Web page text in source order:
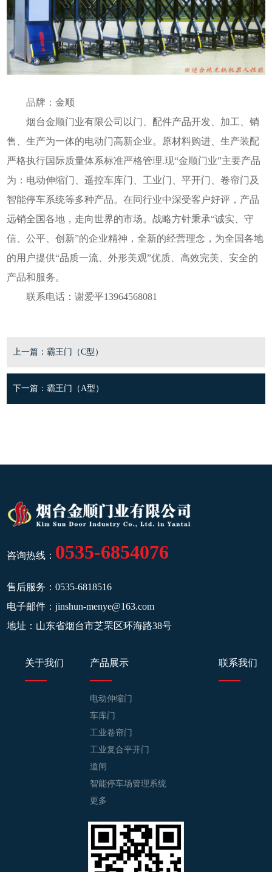
品牌：金顺
烟台金顺门业有限公司以门、配件产品开发、加工、销
售、生产为一体的电动门高新企业。原材料购进、生产装配
严格执行国际质量体系标准严格管理.现“金顺门业”主要产品
为：电动伸缩门、遥控车库门、工业门、平开门、卷帘门及
智能停车系统等多种产品。在同行业中深受客户好评，产品
远销全国各地，走向世界的市场。战略方针秉承“诚实、守
信、公平、创新”的企业精神，全新的经营理念，为全国各地
的用户提供“品质一流、外形美观”优质、高效完美、安全的
产品和服务。
联系电话：谢爱平13964568081
上一篇：霸王门（C型）
下一篇：霸王门（A型）
咨询热线： 0535-6854076
售后服务：0535-6818516
电子邮件：jinshun-menye@163.com
地址：山东省烟台市芝罘区环海路38号
关于我们 产品展示
电动伸缩门
车库门
工业卷帘门
工业复合平开门
道闸
智能停车场管理系统
更多
联系我们